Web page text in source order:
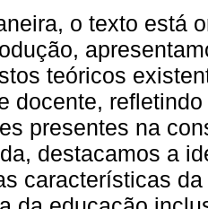
o texto está
teóricos
docente,
presentes na
destacamos a
características